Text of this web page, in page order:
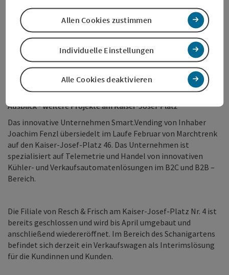
Unternehmen sich in Wels anzusiedeln, zeigt deutlich, dass
die Attraktivität des Standortes in den letzten Jahren
zusehens gestiegen ist. Diese positive Entwicklung setzt sich
auch am Kaiser Josef Platz fort, der in den nächsten Jahren
ein neues attraktiveres Gesicht bekommen wird. Viele neue
Projekte für den Platz stehen bereits jetzt in der
Warteschlange, die Wels noch weiter nach vorne bringen.“
Ausblick - weitere Projekte am Kaiser-Josef-Platz
Das innovative Unternehmen Smart.Vending von Inhaber
Joachim Fenzl übersiedelt im Laufe Februar von Marchtrenk
auf den Kaiser-Josef-Platz 46. Das Unternehmen ist
spezialisiert auf Telemetrie und Handel von innovativen
Kühler- und Verkaufsautomatenlösungen im B2C und B2B –
Bereich.
Die Filiale von Resch & Frisch am Kaiser-Josef-Platz Nr. 4 ist
bereits geschlossen und wird bis April umgebaut und
anschließend wiedereröffnet. Im Bereich des Schanigartens
befindet sich derzeit ein Verkaufswagen als Interimslösung
für die Kundinnen und Kunden.
Alle Cookies deaktivieren
Individuelle Einstellungen
Allen Cookies zustimmen